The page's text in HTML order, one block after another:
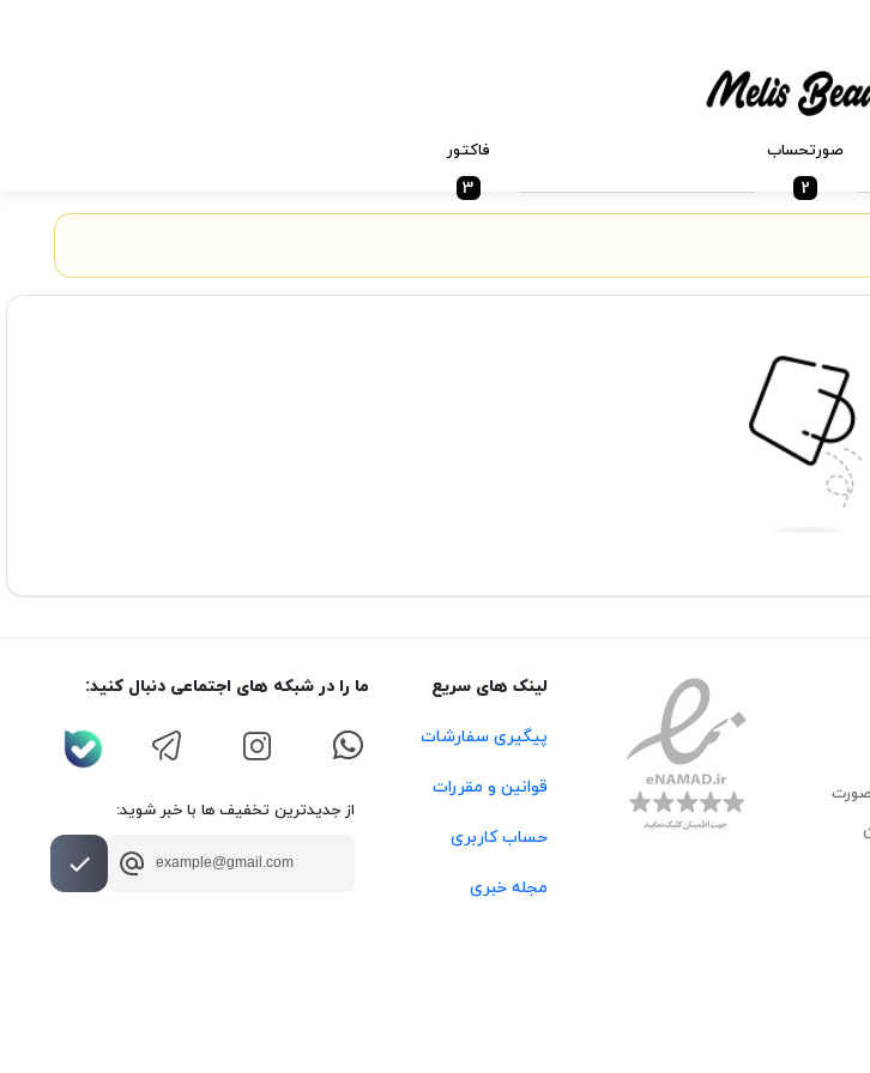
صورتحساب
2
فاکتور
3
صورت
لینک های سریع
پیگیری سفارشات
قوانین و مقررات
حساب کاربری
مجله خبری
ما را در شبکه های اجتماعی دنبال کنید:
از جدیدترین تخفیف ها با خبر شوید: